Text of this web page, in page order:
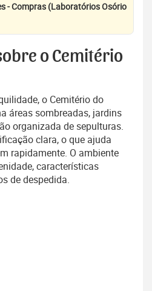
- Compras (Laboratórios Osório
o Cemitério
o Cemitério do
áreas sombreadas, jardins
organizada de sepulturas.
clara, o que ajuda
rapidamente. O ambiente
características
de despedida.